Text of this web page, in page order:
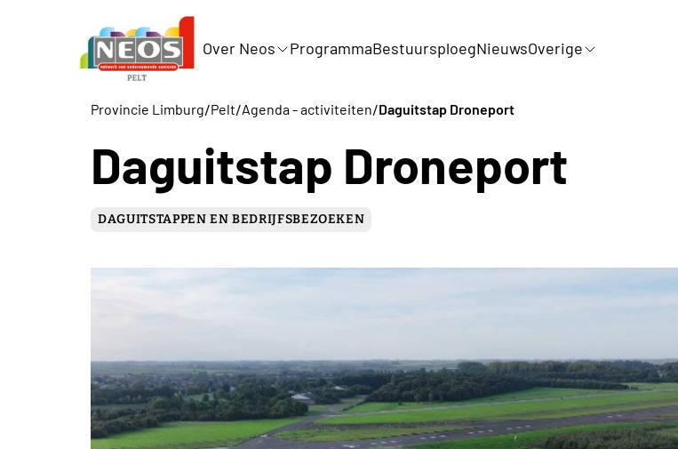
Over Neos ProgrammaBestuursploegNieuwsOverige
Provincie Limburg/Pelt/Agenda - activiteiten/Daguitstap Droneport
Daguitstap Droneport
DAGUITSTAPPEN EN BEDRIJFSBEZOEKEN